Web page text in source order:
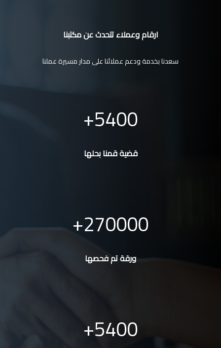
ارقام وعملاء تتحدث عن مكتبنا
سعدنا بخدمة ودعم عملائنا على مدار مسيرة عملنا
5400
قضية قمنا بحلها
270000
ورقة تم فحصها
5400